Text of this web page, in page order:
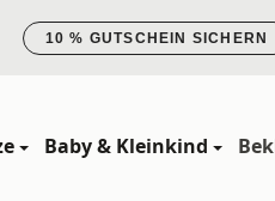
10 % GUTSCHEIN SICHERN
Baby & Kleinkind